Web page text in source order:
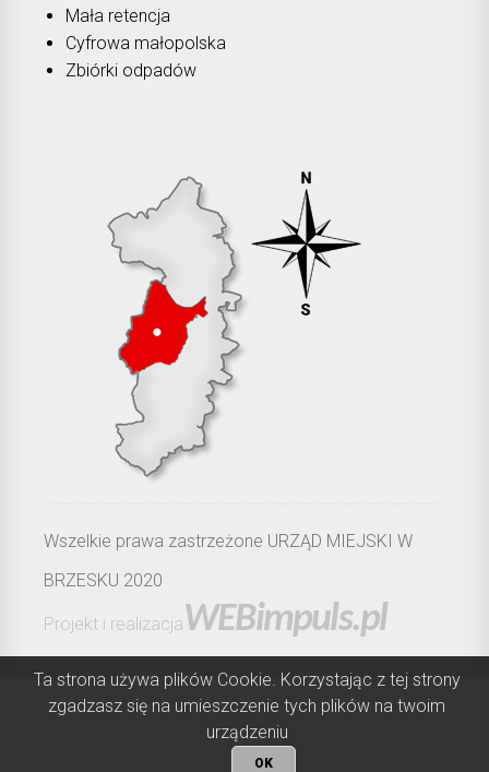
Ta strona używa plików Cookie. Korzystając z tej strony
zgadzasz się na umieszczenie tych plików na twoim
urządzeniu
OK
Mała retencja
Cyfrowa małopolska
Zbiórki odpadów
Wszelkie prawa zastrzeżone URZĄD MIEJSKI W
BRZESKU 2020
Projekt i realizacjaWEBimpuls.pl